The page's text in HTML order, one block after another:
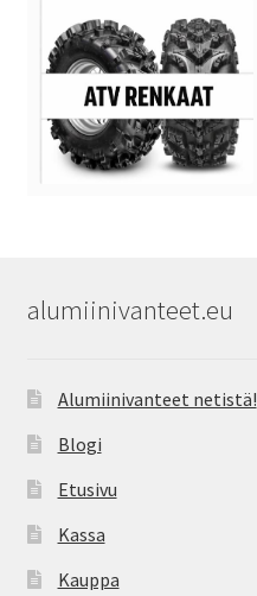
alumiinivanteet.eu
Alumiinivanteet netistä!
Blogi
Etusivu
Kassa
Kauppa